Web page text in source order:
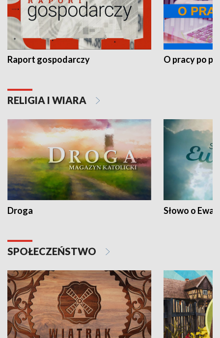
Raport gospodarczy O pracy po
RELIGIA I WIARA
Droga Słowo o
SPOŁECZEŃSTWO